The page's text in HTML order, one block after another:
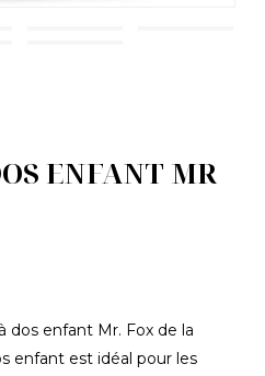
ENFANT MR
dos enfant Mr. Fox de la
enfant est idéal pour les